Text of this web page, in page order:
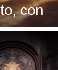
con
y